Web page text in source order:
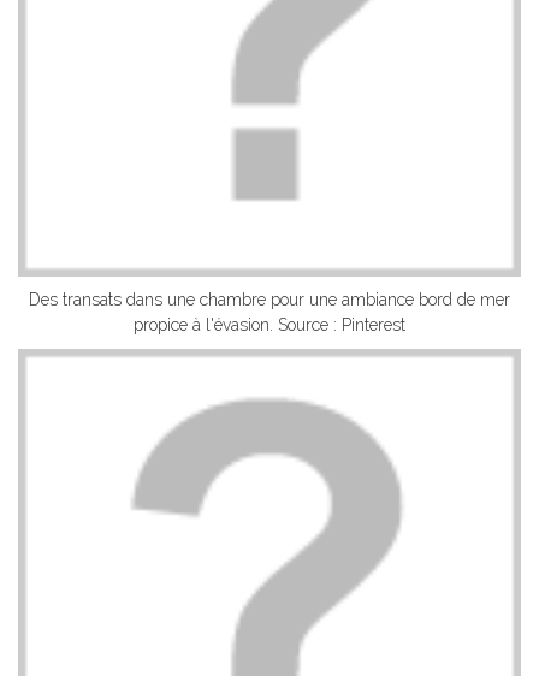
Des transats dans une chambre pour une ambiance bord de mer
propice à l'évasion. Source : Pinterest